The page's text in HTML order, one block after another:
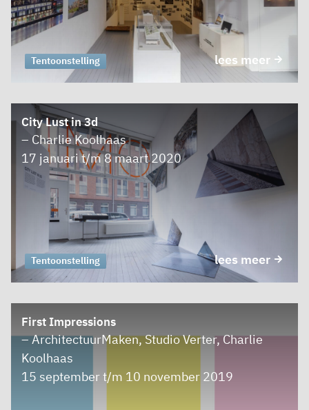
lees meer
Tentoonstelling
City Lust in 3d
– Charlie Koolhaas
17 januari t/m 8 maart 2020
lees meer
Tentoonstelling
First Impressions
– ArchitectuurMaken, Studio Verter, Charlie
Koolhaas
15 september t/m 10 november 2019